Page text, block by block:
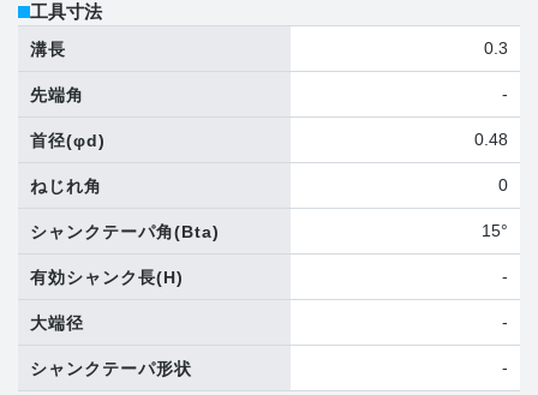
工具寸法
溝長 0.3
先端角 -
首径(φd) 0.48
ねじれ角 0
シャンクテーパ角(Bta) 15°
有効シャンク長(H) -
大端径 -
シャンクテーパ形状 -